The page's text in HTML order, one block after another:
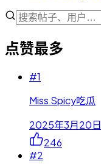
点赞最多
#1
Miss Spicy吃瓜
2025年3月20日
246
#2